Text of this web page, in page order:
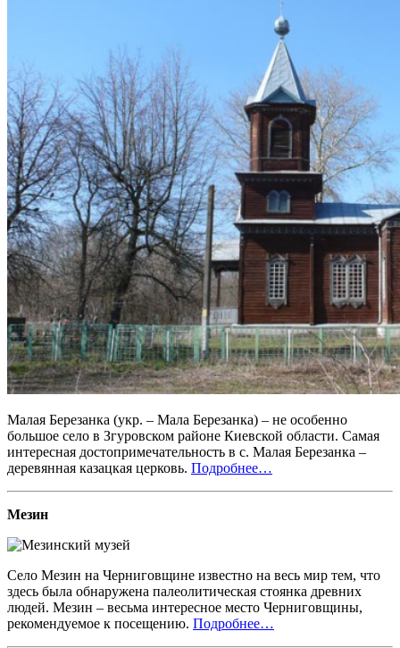
Малая Березанка (укр. – Мала Березанка) – не особенно
большое село в Згуровском районе Киевской области. Самая
интересная достопримечательность в с. Малая Березанка –
деревянная казацкая церковь. Подробнее…
Мезин
Село Мезин на Черниговщине известно на весь мир тем, что
здесь была обнаружена палеолитическая стоянка древних
людей. Мезин – весьма интересное место Черниговщины,
рекомендуемое к посещению. Подробнее…